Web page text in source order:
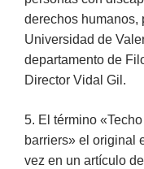
derechos humanos,
Universidad de
departamento de
Director Vidal Gil.
5. El término
barriers» el original
vez en un artículo